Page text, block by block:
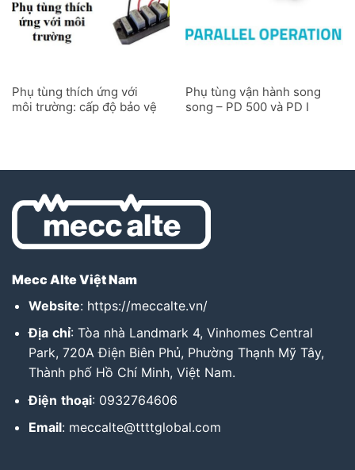
Phụ tùng thích ứng với
môi trường: cấp độ bảo vệ
Phụ tùng vận hành song
song – PD 500 và PD I
Mecc Alte Việt Nam
Website: https://meccalte.vn/
Địa chỉ: Tòa nhà Landmark 4, Vinhomes Central
Park, 720A Điện Biên Phủ, Phường Thạnh Mỹ Tây,
Thành phố Hồ Chí Minh, Việt Nam.
Điện thoại: 0932764606
Email: meccalte@ttttglobal.com